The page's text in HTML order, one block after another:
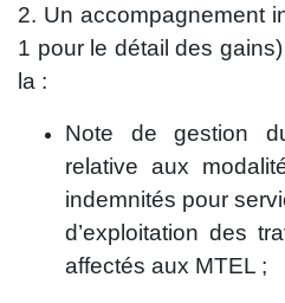
2. Un accompagnement
1 pour le détail des
la :
Note de gestion
relative aux
indemnités pour
d’exploitation des
affectés aux MTEL ;